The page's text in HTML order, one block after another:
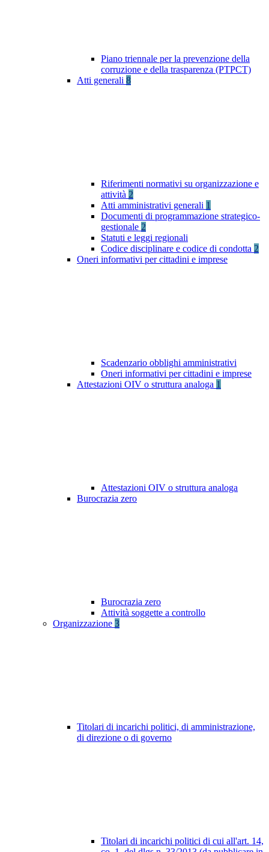
Piano triennale per la prevenzione della
corruzione e della trasparenza (PTPCT)
Atti generali 8
Riferimenti normativi su organizzazione e
attività 2
Atti amministrativi generali 1
Documenti di programmazione strategico-
gestionale 2
Statuti e leggi regionali
Codice disciplinare e codice di condotta 2
Oneri informativi per cittadini e imprese
Scadenzario obblighi amministrativi
Oneri informativi per cittadini e imprese
Attestazioni OIV o struttura analoga 1
Attestazioni OIV o struttura analoga
Burocrazia zero
Burocrazia zero
Attività soggette a controllo
Organizzazione 3
Titolari di incarichi politici, di amministrazione,
di direzione o di governo
Titolari di incarichi politici di cui all'art. 14,